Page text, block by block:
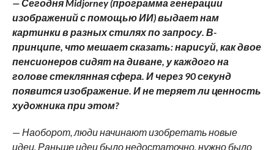
— Сегодня Midjorney (программа генерации
изображений с помощью ИИ) выдает нам
картинки в разных стилях по запросу. В-
принципе, что мешает сказать: нарисуй, как двое
пенсионеров сидят на диване, у каждого на
голове стеклянная сфера. И через 90 секунд
появится изображение. И не теряет ли ценность
художника при этом?
— Наоборот, люди начинают изобретать новые
идеи. Раньше идеи было недостаточно, нужно было